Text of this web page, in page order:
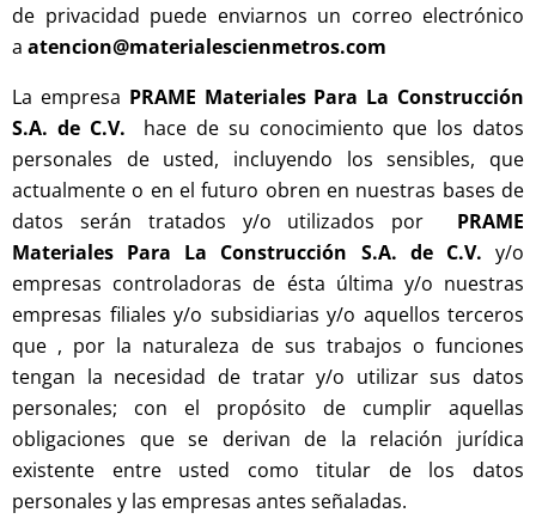
de privacidad puede enviarnos un correo electrónico
a atencion@materialescienmetros.com
La empresa PRAME Materiales Para La Construcción
S.A. de C.V. hace de su conocimiento que los datos
personales de usted, incluyendo los sensibles, que
actualmente o en el futuro obren en nuestras bases de
datos serán tratados y/o utilizados por PRAME
Materiales Para La Construcción S.A. de C.V. y/o
empresas controladoras de ésta última y/o nuestras
empresas filiales y/o subsidiarias y/o aquellos terceros
que , por la naturaleza de sus trabajos o funciones
tengan la necesidad de tratar y/o utilizar sus datos
personales; con el propósito de cumplir aquellas
obligaciones que se derivan de la relación jurídica
existente entre usted como titular de los datos
personales y las empresas antes señaladas.